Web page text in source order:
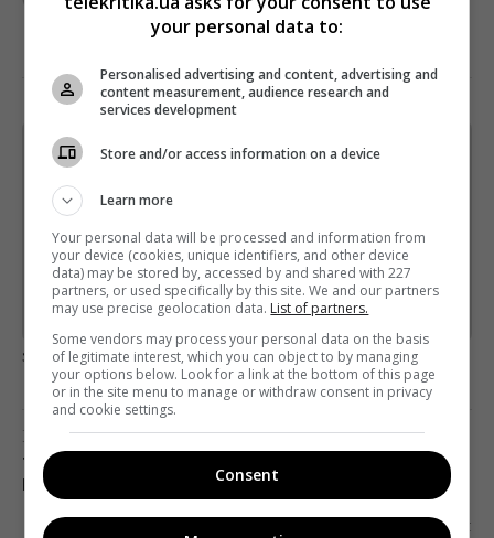
Щотижневий лист з найцікавішим.
Підпишіться ще раз, якщо не отримуєте від нас листи
* Підписатись→
Предоставлено SendPulse
загрузка...
Попередня стаття
ТЕЛЕРЕЙТИНГИ: ПЕРЕМОГА ХОРВАТІВ І
БОРОТЬБА ЗА МІСЦЕ ПІД СОНЦЕМ
Наступна стаття
your personal data to:
Personalised advertising and content, advertising and
content measurement, audience research and
services development
Store and/or access information on a device
Learn more
Your personal data will be processed and information from
your device (cookies, unique identifiers, and other device
data) may be stored by, accessed by and shared with 227
partners, or used specifically by this site. We and our partners
may use precise geolocation data. List of partners.
Some vendors may process your personal data on the basis
of legitimate interest, which you can object to by managing
your options below. Look for a link at the bottom of this page
or in the site menu to manage or withdraw consent in privacy
and cookie settings.
Consent